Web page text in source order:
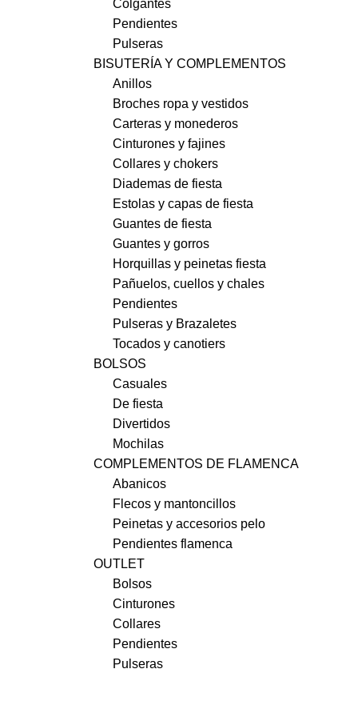
Colgantes
Pendientes
Pulseras
BISUTERÍA Y COMPLEMENTOS
Anillos
Broches ropa y vestidos
Carteras y monederos
Cinturones y fajines
Collares y chokers
Diademas de fiesta
Estolas y capas de fiesta
Guantes de fiesta
Guantes y gorros
Horquillas y peinetas fiesta
Pañuelos, cuellos y chales
Pendientes
Pulseras y Brazaletes
Tocados y canotiers
BOLSOS
Casuales
De fiesta
Divertidos
Mochilas
COMPLEMENTOS DE FLAMENCA
Abanicos
Flecos y mantoncillos
Peinetas y accesorios pelo
Pendientes flamenca
OUTLET
Bolsos
Cinturones
Collares
Pendientes
Pulseras